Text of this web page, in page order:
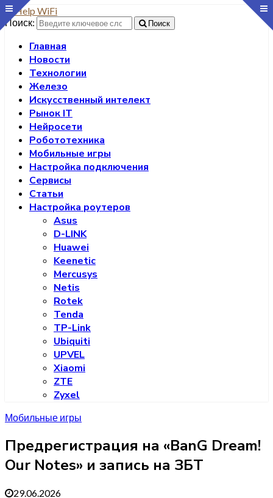
Поиск: Поиск
Главная
Новости
Технологии
Железо
Искусственный интелект
Рынок IT
Нейросети
Робототехника
Мобильные игры
Настройка подключения
Сервисы
Статьи
Настройка роутеров
Asus
D-LINK
Huawei
Keenetic
Mercusys
Netis
Rotek
Tenda
TP-Link
Ubiquiti
UPVEL
Xiaomi
ZTE
Zyxel
Мобильные игры
Предрегистрация на «BanG Dream!
Our Notes» и запись на ЗБТ
29.06.2026